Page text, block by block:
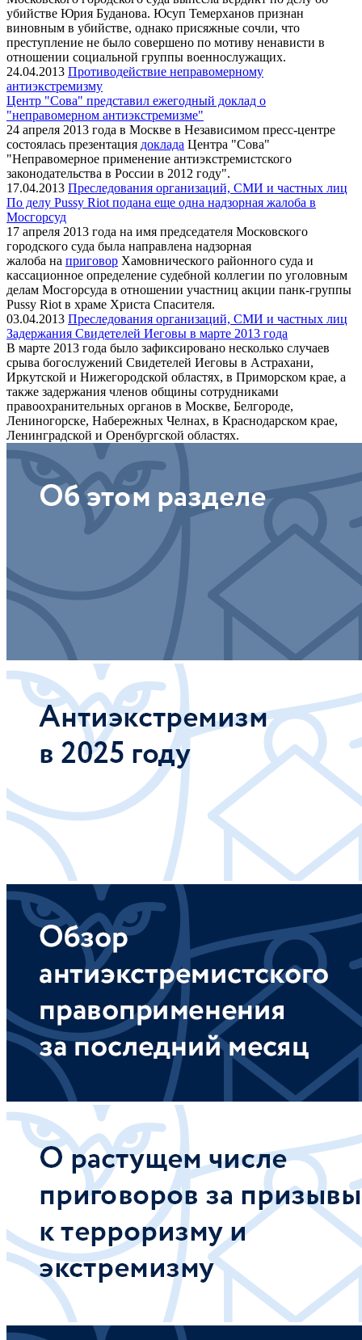
убийстве Юрия Буданова. Юсуп Темерханов признан
виновным в убийстве, однако присяжные сочли, что
преступление не было совершено по мотиву ненависти в
отношении социальной группы военнослужащих.
24.04.2013 Противодействие неправомерному
антиэкстремизму
Центр "Сова" представил ежегодный доклад о
"неправомерном антиэкстремизме"
24 апреля 2013 года в Москве в Независимом пресс-центре
состоялась презентация доклада Центра "Сова"
"Неправомерное применение антиэкстремистского
законодательства в России в 2012 году".
17.04.2013 Преследования организаций, СМИ и частных лиц
По делу Pussy Riot подана еще одна надзорная жалоба в
Мосгорсуд
17 апреля 2013 года на имя председателя Московского
городского суда была направлена надзорная
жалоба на приговор Хамовнического районного суда и
кассационное определение судебной коллегии по уголовным
делам Мосгорсуда в отношении участниц акции панк-группы
Pussy Riot в храме Христа Спасителя.
03.04.2013 Преследования организаций, СМИ и частных лиц
Задержания Свидетелей Иеговы в марте 2013 года
В марте 2013 года было зафиксировано несколько случаев
срыва богослужений Свидетелей Иеговы в Астрахани,
Иркутской и Нижегородской областях, в Приморском крае, а
также задержания членов общины сотрудниками
правоохранительных органов в Москве, Белгороде,
Лениногорске, Набережных Челнах, в Краснодарском крае,
Ленинградской и Оренбургской областях.